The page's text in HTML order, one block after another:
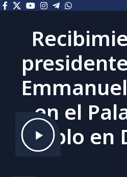
en el
Pueblo en